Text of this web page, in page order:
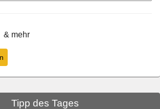
& mehr
Tipp des Tages